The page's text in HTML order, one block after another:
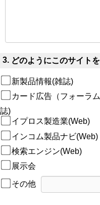
3. どのようにこのサイト
新製品情報(雑誌)
カード広告（フォーラ
誌)
イプロス製造業(Web)
インコム製品ナビ(Web)
検索エンジン(Web)
展示会
その他